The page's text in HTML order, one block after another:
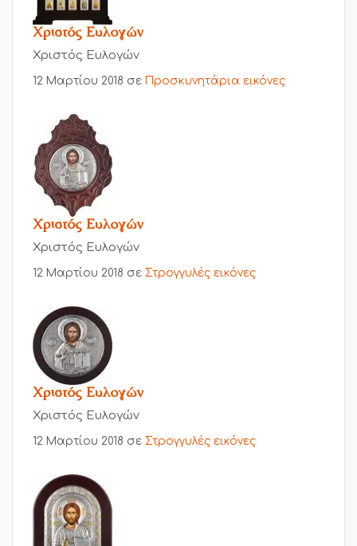
Χριστός Ευλογών
Χριστός Ευλογών
12 Μαρτίου 2018 σε Προσκυνητάρια εικόνες
Χριστός Ευλογών
Χριστός Ευλογών
12 Μαρτίου 2018 σε Στρογγυλές εικόνες
Χριστός Ευλογών
Χριστός Ευλογών
12 Μαρτίου 2018 σε Στρογγυλές εικόνες